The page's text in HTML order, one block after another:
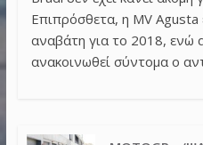
Επιπρόσθετα, η MV Agusta
αναβάτη για το 2018, ενώ
ανακοινωθεί σύντομα ο